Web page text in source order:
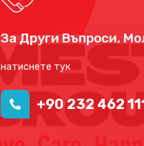
За Други Въпроси,
натиснете тук
+90 232 462